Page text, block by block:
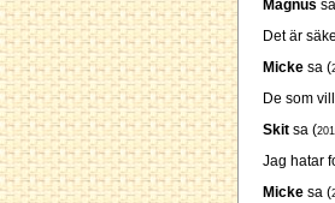
Magnus
Det är
Micke sa (
De som
Skit sa (
Jag hatar
Micke sa (